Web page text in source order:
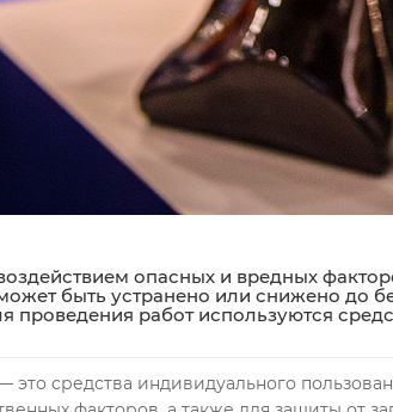
опасных и вредных
быть устранено или снижено до
проведения работ используются
это средства индивидуального